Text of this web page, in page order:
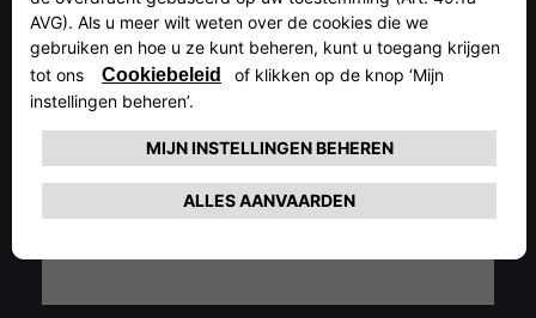
COMPLETE CHECK-UP
De remblokken en remschijven zijn twee
fundamentele componenten van het remsysteem,
maar er zijn meer punten die aandacht verdienen,
waaronder de remvloeistof. Kies daarom voor
complete check-up: de enige manier om er zeker van